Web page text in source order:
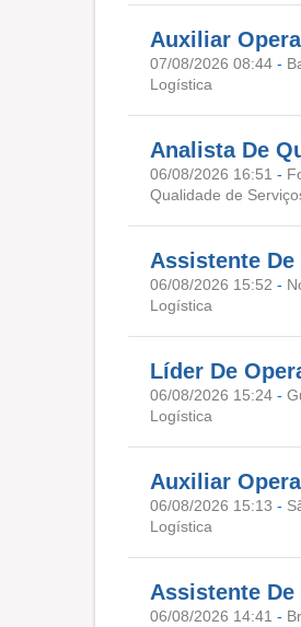
Auxiliar
07/08/2026 08:44 -
Logística
Analista De
06/08/2026 16:51 -
Qualidade de
Assistente
06/08/2026 15:52 -
Logística
Líder De
06/08/2026 15:24 -
Logística
Auxiliar
06/08/2026 15:13 -
Logística
Assistente
06/08/2026 14:41 -